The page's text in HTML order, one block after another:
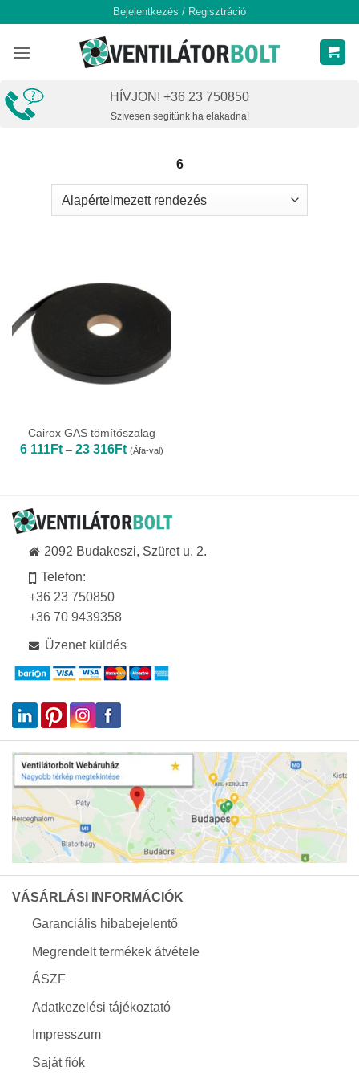
content
Bejelentkezés / Regisztráció
HÍVJON! +36 23 750850
Szívesen segítünk ha elakadna!
6
Cairox GAS tömítőszalag
6 111Ft – 23 316FtÁrtartomány:
6
(Áfa-val)
2092 Budakeszi, Szüret u. 2.
Telefon:
+36 23 750850
+36 70 9439358
Üzenet küldés
VÁSÁRLÁSI INFORMÁCIÓK
Garanciális hibabejelentő
Megrendelt termékek átvétele
ÁSZF
Adatkezelési tájékoztató
Impresszum
Saját fiók